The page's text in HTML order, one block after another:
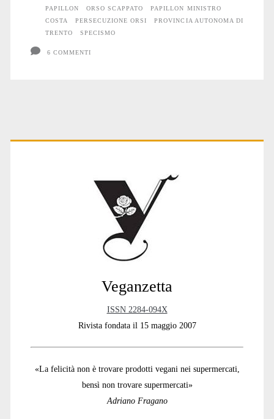
PAPILLON
ORSO SCAPPATO
PAPILLON MINISTRO
COSTA
PERSECUZIONE ORSI
PROVINCIA AUTONOMA DI
TRENTO
SPECISMO
6 COMMENTI
Primary
Veganzetta
ISSN 2284-094X
Rivista fondata il 15 maggio 2007
«La felicità non è trovare prodotti vegani nei supermercati,
bensì non trovare supermercati»
Adriano Fragano